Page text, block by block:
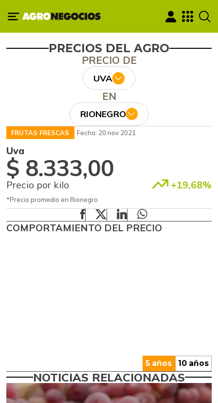
PRECIOS DEL AGRO
PRECIO DE
UVA
EN
RIONEGRO
FRUTAS FRESCAS Fecha: 20 nov 2021
Uva
$ 8.333,00
Precio por kilo +19,68%
*Precio promedio en Rionegro
COMPORTAMIENTO DEL PRECIO
5 años 10 años
NOTICIAS RELACIONADAS